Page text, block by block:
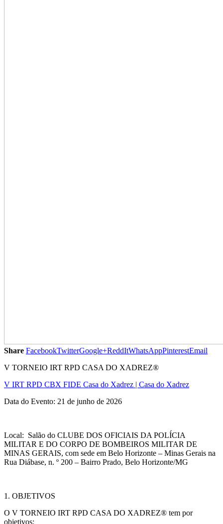
Share FacebookTwitterGoogle+ReddItWhatsAppPinterestEmail
V TORNEIO IRT RPD CASA DO XADREZ®
V IRT RPD CBX FIDE Casa do Xadrez | Casa do Xadrez
Data do Evento: 21 de junho de 2026
Local: Salão do CLUBE DOS OFICIAIS DA POLÍCIA
MILITAR E DO CORPO DE BOMBEIROS MILITAR DE
MINAS GERAIS, com sede em Belo Horizonte – Minas Gerais na
Rua Diábase, n. º 200 – Bairro Prado, Belo Horizonte/MG
1. OBJETIVOS
O V TORNEIO IRT RPD CASA DO XADREZ® tem por
objetivos: